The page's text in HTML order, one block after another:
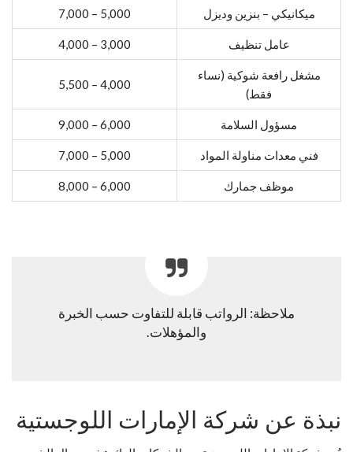
ميكانيكي – بنزين وديزل 5,000 – 7,000
عامل تنظيف 3,000 – 4,000
مشغل رافعة شوكية (نساء
فقط)
4,000 – 5,500
مسؤول السلامة 6,000 – 9,000
فني معدات مناولة المواد 5,000 – 7,000
موظف جمارك 6,000 – 8,000
ملاحظة: الرواتب قابلة للتفاوت حسب الخبرة
والمؤهلات.
نبذة عن شركة الإمارات اللوجستية